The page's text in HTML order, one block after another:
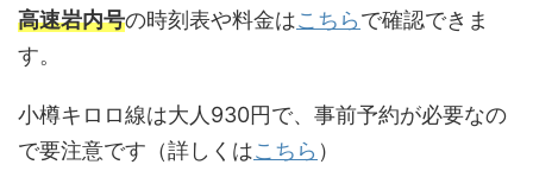
高速岩内号の時刻表や料金はこちらで確認できま
す。
小樽キロロ線は大人930円で、事前予約が必要なの
で要注意です（詳しくはこちら ）